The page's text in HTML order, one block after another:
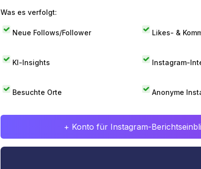
Was es verfolgt:
Neue Follows/Follower Likes- &
KI-Insights Instagram-
Besuchte Orte Anonyme
+ Konto für Instagram-